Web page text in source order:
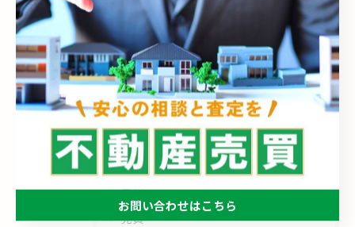
< 前のページ 一覧に戻る 次のページ >
カテゴリー
全てのカテゴリー
売却
売買
お問い合わせはこちら